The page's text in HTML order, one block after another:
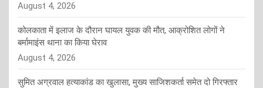
August 4, 2026
कोलकाता में इलाज के दौरान घायल युवक की मौत, आक्रोशित लोगों ने
बर्मामाइंस थाना का किया घेराव
August 4, 2026
सुमित अग्रवाल हत्याकांड का खुलासा, मुख्य साजिशकर्ता समेत दो गिरफ्तार